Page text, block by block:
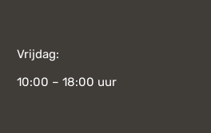
Vrijdag:
10:00 – 18:00 uur